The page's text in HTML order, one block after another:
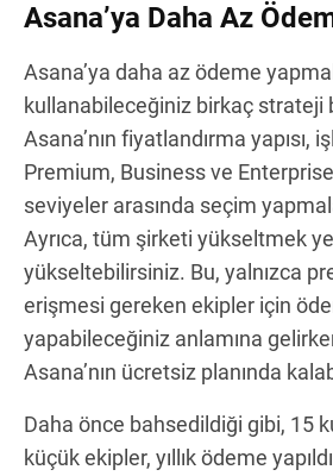
Asana’ya Daha Az
Asana’ya daha az ödeme
kullanabileceğiniz birkaç strateji
Asana’nın fiyatlandırma yapısı,
Premium, Business ve
seviyeler arasında seçim
Ayrıca, tüm şirketi yükseltmek
yükseltebilirsiniz. Bu, yalnızca
erişmesi gereken ekipler için
yapabileceğiniz anlamına
Asana’nın ücretsiz planında
Daha önce bahsedildiği gibi, 15
küçük ekipler, yıllık ödeme